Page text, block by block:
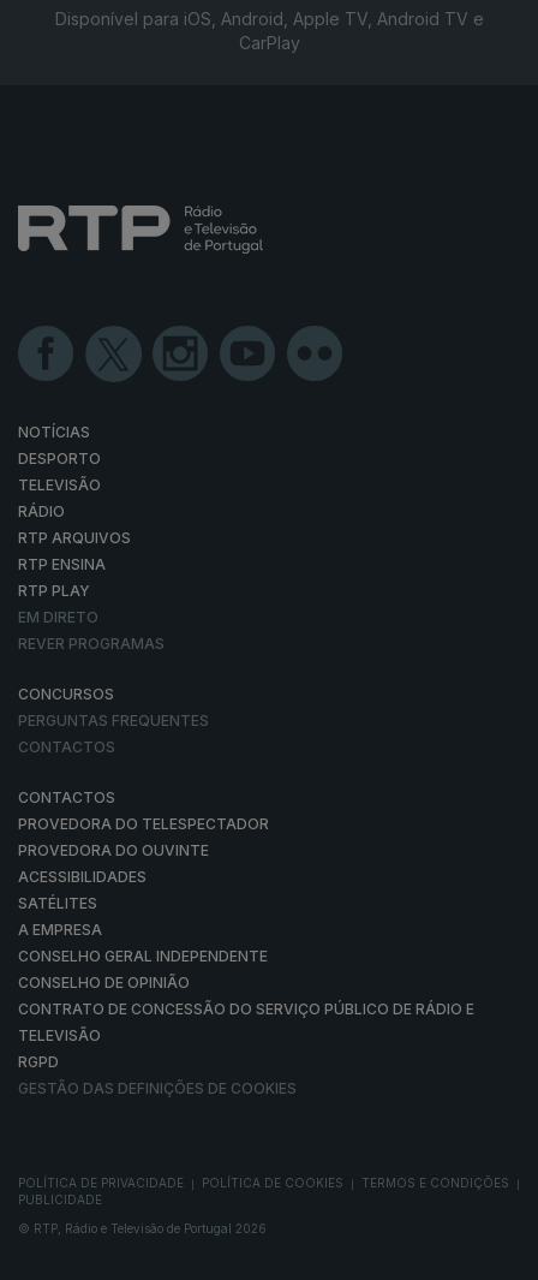
Disponível para iOS, Android, Apple TV, Android TV e
CarPlay
NOTÍCIAS
DESPORTO
TELEVISÃO
RÁDIO
RTP ARQUIVOS
RTP ENSINA
RTP PLAY
EM DIRETO
REVER PROGRAMAS
CONCURSOS
PERGUNTAS FREQUENTES
CONTACTOS
CONTACTOS
PROVEDORA DO TELESPECTADOR
PROVEDORA DO OUVINTE
ACESSIBILIDADES
SATÉLITES
A EMPRESA
CONSELHO GERAL INDEPENDENTE
CONSELHO DE OPINIÃO
CONTRATO DE CONCESSÃO DO SERVIÇO PÚBLICO DE RÁDIO E
TELEVISÃO
RGPD
GESTÃO DAS DEFINIÇÕES DE COOKIES
POLÍTICA DE PRIVACIDADE POLÍTICA DE COOKIES TERMOS E CONDIÇÕES
PUBLICIDADE
© RTP, Rádio e Televisão de Portugal 2026